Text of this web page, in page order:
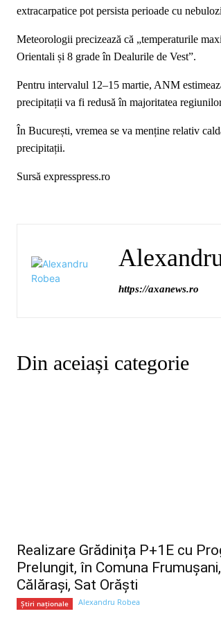
extracarpatice pot persista perioade cu
Meteorologii precizează că „temperaturile
Orientali și 8 grade în Dealurile de Vest”.
Pentru intervalul 12–15 martie, ANM
precipitații va fi redusă în majoritatea
În București, vremea se va menține relativ
precipitații.
Sursă expresspress.ro
https://axanews.ro
Din aceiași categorie
Realizare Grădinița P+1E cu
Prelungit, în Comuna
Călărași, Sat Orăști
Știri naționale Alexandru Robea